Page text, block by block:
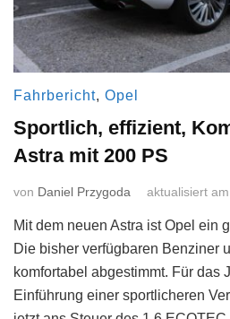
Fahrbericht, Opel
Sportlich, effizient,
Astra mit 200 PS
von Daniel Przygoda aktualisiert am
Mit dem neuen Astra ist Opel ein
Die bisher verfügbaren Benziner
komfortabel abgestimmt. Für das
Einführung einer sportlicheren